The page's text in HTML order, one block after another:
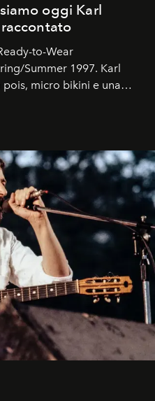
oggi Karl
to-Wear
Summer 1997. Karl
micro bikini e una
l'altra. Trent'anni dopo,
che abbiamo.